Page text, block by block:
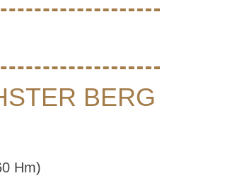
BERG
Hm)